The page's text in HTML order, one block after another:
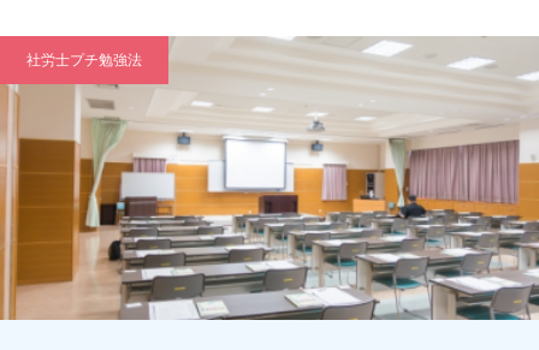
社労士プチ勉強法